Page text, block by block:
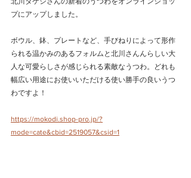
プにアップしました。
ボウル、鉢、プレートなど、手びねりによって形作
られる温かみのあるフォルムと北川さんんらしい大
人な可愛らしさが感じられる素敵なうつわ。どれも
幅広い用途にお使いいただける使い勝手の良いうつ
わですよ！
https://mokodi.shop-pro.jp/?
mode=cate&cbid=2519057&csid=1